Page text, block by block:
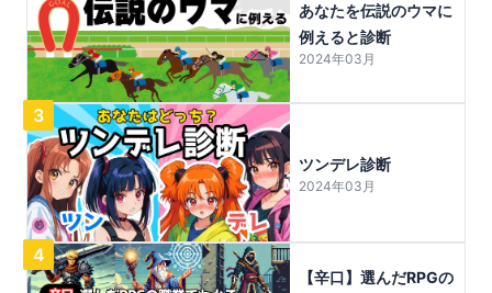
あなたを伝説のウマに
例えると診断
2024年03月
3
ツンデレ診断
2024年03月
4
【辛口】選んだRPGの